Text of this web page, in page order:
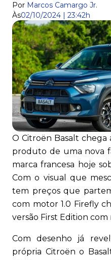
Por Marcos Camargo Jr.
Às02/10/2024 | 23:42h
O Citroën Basalt chega
produto de uma nova
marca francesa hoje
Com o visual que
tem preços que
com motor 1.0 Firefly
versão First Edition
Com desenho já
própria Citroën o